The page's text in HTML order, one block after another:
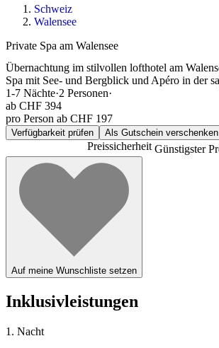
Schweiz
Walensee
Private Spa am Walensee
Übernachtung im stilvollen lofthotel am
Spa mit See- und Bergblick und Apéro in der
1-7 Nächte·2 Personen·
ab CHF 394
pro Person ab CHF 197
Verfügbarkeit prüfen Als Gutschein verschenken
PreissicherheitGünstigster
Auf meine Wunschliste setzen
Inklusivleistungen
1. Nacht